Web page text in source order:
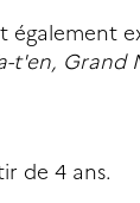
également
t'en, Grand
de 4 ans.